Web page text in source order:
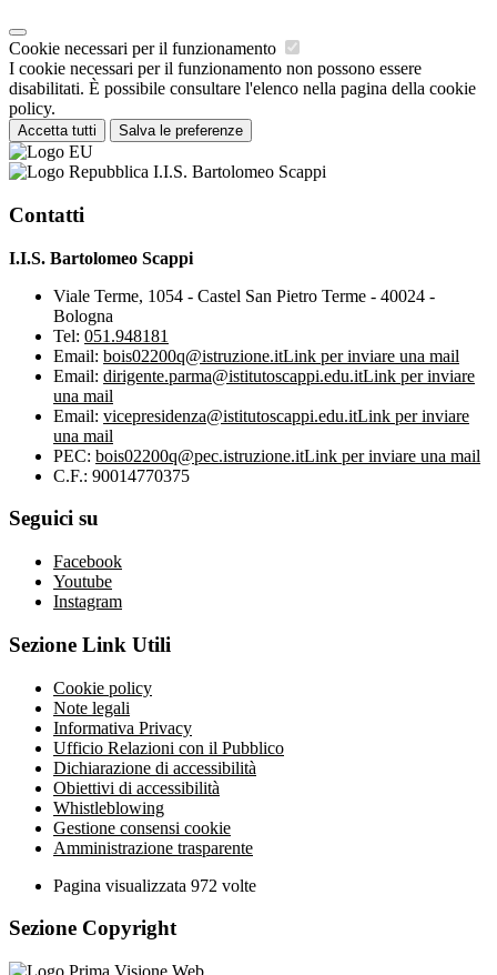
Cookie necessari per il funzionamento
I cookie necessari per il funzionamento non possono essere
disabilitati. È possibile consultare l'elenco nella pagina della cookie
policy.
Accetta tutti Salva le preferenze
I.I.S. Bartolomeo Scappi
Contatti
I.I.S. Bartolomeo Scappi
Viale Terme, 1054 - Castel San Pietro Terme - 40024 -
Bologna
Tel: 051.948181
Email: bois02200q@istruzione.itLink per inviare una mail
Email: dirigente.parma@istitutoscappi.edu.itLink per inviare
una mail
Email: vicepresidenza@istitutoscappi.edu.itLink per inviare
una mail
PEC: bois02200q@pec.istruzione.itLink per inviare una mail
C.F.: 90014770375
Seguici su
Facebook
Youtube
Instagram
Sezione Link Utili
Cookie policy
Note legali
Informativa Privacy
Ufficio Relazioni con il Pubblico
Dichiarazione di accessibilità
Obiettivi di accessibilità
Whistleblowing
Gestione consensi cookie
Amministrazione trasparente
Pagina visualizzata 972 volte
Sezione Copyright